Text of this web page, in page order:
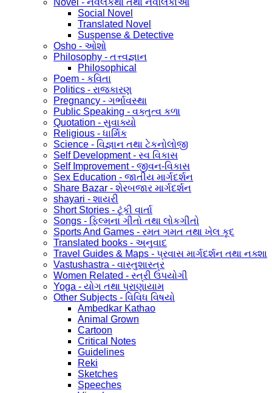
Social Novel
Translated Novel
Suspense & Detective
Osho - ઓશો
Philosophy - તત્ત્વજ્ઞાન
Philosophical
Poem - કવિતા
Politics - રાજકારણ
Pregnancy - ગર્ભાવસ્થા
Public Speaking - વક્તુત્વ કળા
Quotation - સુવાક્યો
Religious - ધાર્મિક
Science - વિજ્ઞાન તથા ટેકનોલોજી
Self Development - સ્વ વિકાસ
Self Improvement - જીવન-વિકાસ
Sex Education - જાતીય માર્ગદર્શન
Share Bazar - શેરબજાર માર્ગદર્શન
shayari - શાયરી
Short Stories - ટૂંકી વાર્તા
Songs - ફિલ્મના ગીતો તથા લોકગીતો
Sports And Games - રમત ગમત તથા ખેલ કૂદ
Translated books - અનુવાદ
Travel Guides & Maps - પ્રવાસ માર્ગદર્શન તથા નક્શા
Vastushastra - વાસ્તુશાસ્ત્ર
Women Related - સ્ત્રી ઉપયોગી
Yoga - યોગ તથા પ્રાણાયામ
Other Subjects - વિવિધ વિષયો
Ambedkar Kathao
Animal Grown
Cartoon
Critical Notes
Guidelines
Reki
Sketches
Speeches